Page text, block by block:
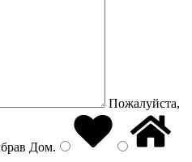
Пожалуйста,
Дом.